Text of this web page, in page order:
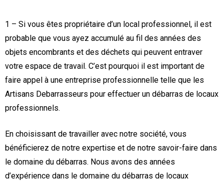
1 – Si vous êtes propriétaire d’un local professionnel, il est
probable que vous ayez accumulé au fil des années des
objets encombrants et des déchets qui peuvent entraver
votre espace de travail. C’est pourquoi il est important de
faire appel à une entreprise professionnelle telle que les
Artisans Debarrasseurs pour effectuer un débarras de locaux
professionnels.
En choisissant de travailler avec notre société, vous
bénéficierez de notre expertise et de notre savoir-faire dans
le domaine du débarras. Nous avons des années
d’expérience dans le domaine du débarras de locaux